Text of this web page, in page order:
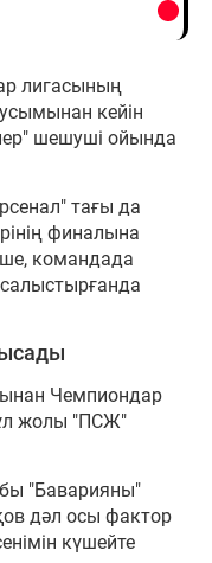
лигасының
кейін
шешуші ойында
тағы да
финалына
командада
Чемпиондар
жолы "ПСЖ"
"Баварияны"
дәл осы фактор
күшейте